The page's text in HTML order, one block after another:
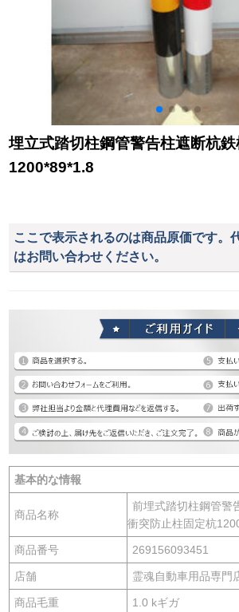
埋立式踏切柱鋼管警告柱遮断杭
1200*89*1.8
ここで表示されるのは商品原価です。
はお問い合わせください。
基本的な情報
商品名称
前埋式踏切柱鋼管警
衝突防止柱固定杭
商品番号 269156093451
店舗 霊魂自動車用品専門
商品毛重 1.0 kギガ